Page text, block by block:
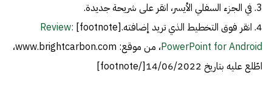
3. في الجزء السفلي الأيسر، انقر على شريحة جديدة.
4. انقر فوق التخطيط الذي تريد إضافته.[footnote]
Review:
PowerPoint for Android
، من موقع: www.brightcarbon.com،
اطّلع عليه بتاريخ 14/06/2022[/footnote]